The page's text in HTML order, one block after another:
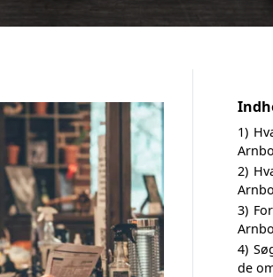
1)
2)
3)
4)
de